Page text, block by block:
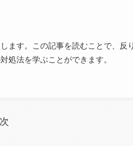
ます。この記事を読むことで、反
処法を学ぶことができます。